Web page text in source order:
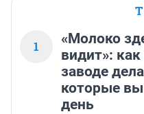
1
«Молоко
видит»:
заводе
которые
день